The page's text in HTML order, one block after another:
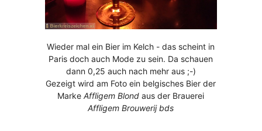
Wieder mal ein Bier im Kelch - das scheint in
Paris doch auch Mode zu sein. Da schauen
dann 0,25 auch nach mehr aus ;-)
Gezeigt wird am Foto ein belgisches Bier der
MarkeAffligem Blond aus der Brauerei
Affligem Brouwerij bds